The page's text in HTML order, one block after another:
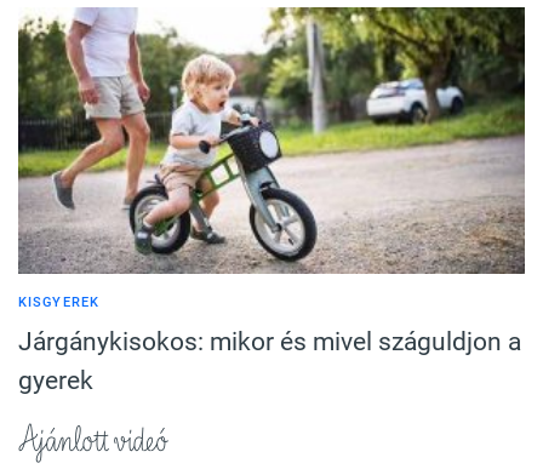
KISGYEREK
Járgánykisokos: mikor és mivel száguldjon a
gyerek
Ajánlott videó